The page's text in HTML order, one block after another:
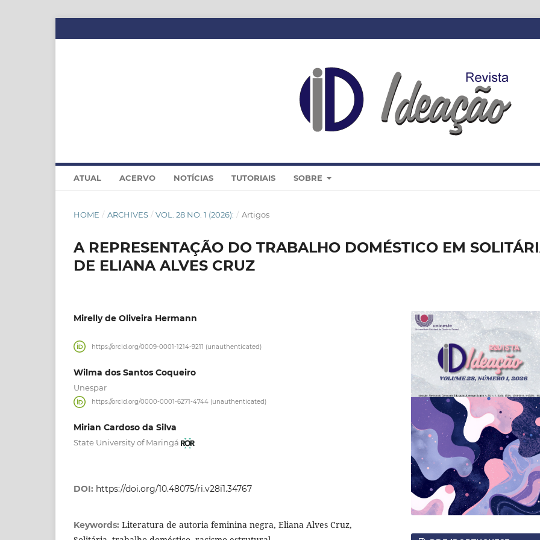
ATUAL ACERVO NOTÍCIAS TUTORIAIS SOBRE
HOME / ARCHIVES / VOL. 28 NO. 1 (2026): / Artigos
A REPRESENTAÇÃO DO TRABALHO DOMÉSTICO EM
DE ELIANA ALVES CRUZ
Mirelly de Oliveira Hermann
https://orcid.org/0009-0001-1214-9211 (unauthenticated)
Wilma dos Santos Coqueiro
Unespar
https://orcid.org/0000-0001-6271-4744 (unauthenticated)
Mirian Cardoso da Silva
State University of Maringá
DOI: https://doi.org/10.48075/ri.v28i1.34767
Keywords: Literatura de autoria feminina negra, Eliana Alves Cruz,